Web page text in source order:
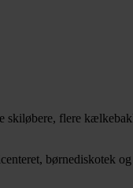
flere
børnediskotek